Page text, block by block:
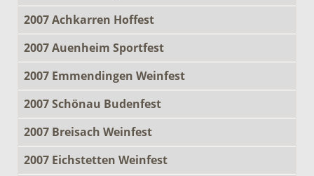
2007 Achkarren Hoffest
2007 Auenheim Sportfest
2007 Emmendingen Weinfest
2007 Schönau Budenfest
2007 Breisach Weinfest
2007 Eichstetten Weinfest